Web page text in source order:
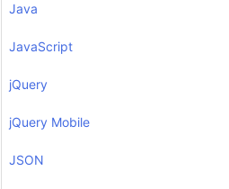
Java
JavaScript
jQuery
jQuery Mobile
JSON